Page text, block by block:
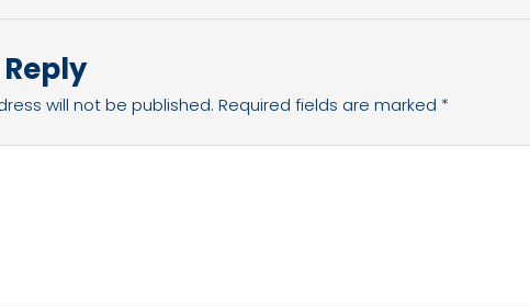
will not be published. Required fields are marked *